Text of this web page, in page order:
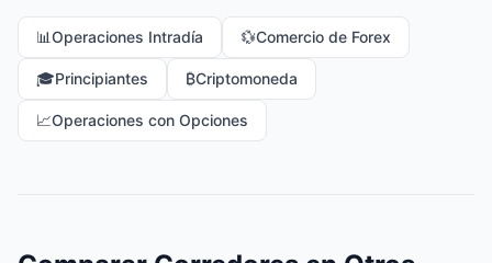
📊Operaciones Intradía 💱Comercio de Forex
🎓Principiantes ₿Criptomoneda
📈Operaciones con Opciones